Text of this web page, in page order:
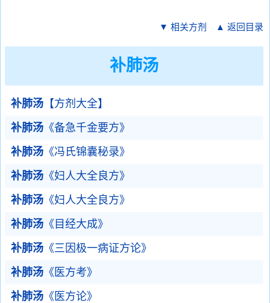
▼ 相关方剂 ▲ 返回目录
补肺汤
补肺汤 【方剂大全】
补肺汤 《备急千金要方》
补肺汤 《冯氏锦囊秘录》
补肺汤 《妇人大全良方》
补肺汤 《妇人大全良方》
补肺汤 《目经大成》
补肺汤 《三因极一病证方论》
补肺汤 《医方考》
补肺汤 《医方论》